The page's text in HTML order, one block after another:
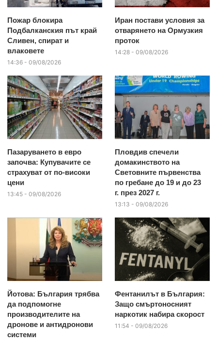
Пожар блокира
Подбалканския път край
Сливен, спират и
влаковете
14:36 - 09/08/2026
Иран постави условия за
отварянето на Ормузкия
проток
14:28 - 09/08/2026
Пазаруването в евро
започва: Купувачите се
страхуват от по-високи
цени
13:45 - 09/08/2026
Пловдив спечели
домакинството на
Световните първенства
по гребане до 19 и до 23
г. през 2027 г.
13:13 - 09/08/2026
Йотова: България трябва
да подпомогне
производителите на
дронове и антидронови
системи
Фентанилът в България:
Защо смъртоносният
наркотик набира скорост
11:54 - 09/08/2026